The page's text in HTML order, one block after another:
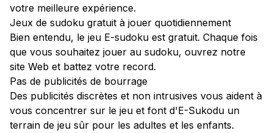
votre meilleure expérience.
Jeux de sudoku gratuit à jouer quotidiennement
Bien entendu, le jeu E-sudoku est gratuit. Chaque fois
que vous souhaitez jouer au sudoku, ouvrez notre
site Web et battez votre record.
Pas de publicités de bourrage
Des publicités discrètes et non intrusives vous aident à
vous concentrer sur le jeu et font d'E-Sukodu un
terrain de jeu sûr pour les adultes et les enfants.